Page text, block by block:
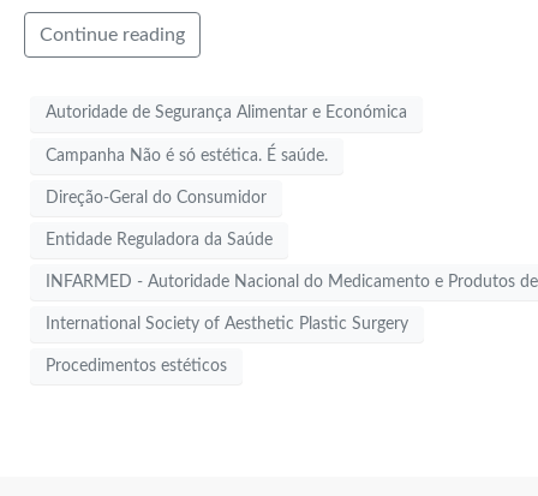
Continue reading
Autoridade de Segurança Alimentar e Económica
Campanha Não é só estética. É saúde.
Direção-Geral do Consumidor
Entidade Reguladora da Saúde
INFARMED - Autoridade Nacional do Medicamento e Produtos
International Society of Aesthetic Plastic Surgery
Procedimentos estéticos